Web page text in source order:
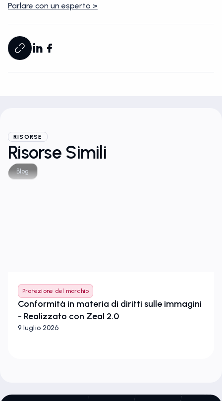
Parlare con un esperto >
RISORSE
Risorse Simili
Blog
Protezione del marchio
Conformità in materia di diritti sulle immagini
- Realizzato con Zeal 2.0
9 luglio 2026